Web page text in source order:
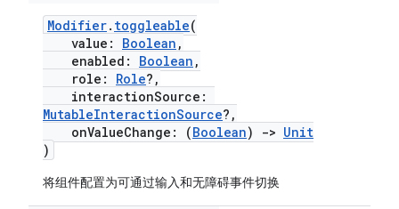
Modifier. toggleable(
value: Boolean ,
enabled: Boolean ,
role: Role?,
interactionSource:
MutableInteractionSource?,
onValueChange: (Boolean) -> Unit
)
将组件配置为可通过输入和无障碍事件切换